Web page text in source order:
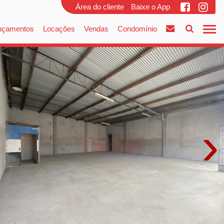
Área do cliente Baixe o App
Locações Vendas Condomínio
›